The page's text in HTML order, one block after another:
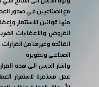
مع الصناعيين في صدور
منها قوانين الاستثمار
القروض والاعفاءات
الفائدة وغيرها من
الصناعي وتطويره
واشار الدبس الى هذه
عمل مستقرة لاستمرار